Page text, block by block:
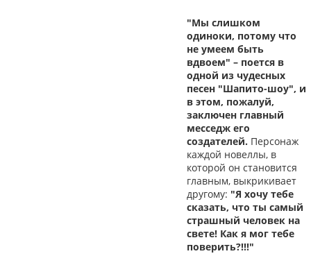
"Мы слишком
одиноки, потому что
не умеем быть
вдвоем" – поется в
одной из чудесных
песен "Шапито-шоу", и
в этом, пожалуй,
заключен главный
месседж его
создателей. Персонаж
каждой новеллы, в
которой он становится
главным, выкрикивает
другому: "Я хочу тебе
сказать, что ты самый
страшный человек на
свете! Как я мог тебе
поверить?!!!"